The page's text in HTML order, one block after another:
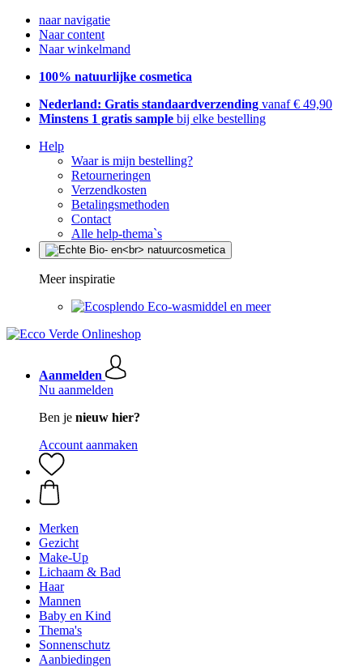
naar navigatie
Naar content
Naar winkelmand
100% natuurlijke cosmetica
Nederland: Gratis standaardverzending vanaf € 49,90
Minstens 1 gratis sample bij elke bestelling
Help
Waar is mijn bestelling?
Retourneringen
Verzendkosten
Betalingsmethoden
Contact
Alle help-thema`s
Meer inspiratie
Eco-wasmiddel en meer
Aanmelden
Nu aanmelden
Ben je nieuw hier?
Account aanmaken
Merken
Gezicht
Make-Up
Lichaam & Bad
Haar
Mannen
Baby en Kind
Thema's
Sonnenschutz
Aanbiedingen